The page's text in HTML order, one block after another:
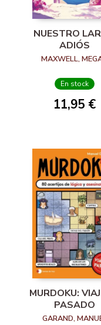
NUESTRO
ADIÓS
MAXWELL,
En stock
11,95 €
MURDOKU:
PASADO
GARAND,